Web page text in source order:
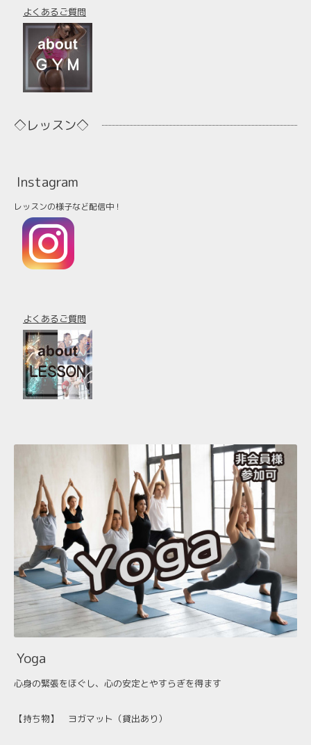
よくあるご質問
◇レッスン◇
Instagram
レッスンの様子など配信中！
よくあるご質問
Yoga
心身の緊張をほぐし、心の安定とやすらぎを得ます
【持ち物】 ヨガマット（貸出あり）